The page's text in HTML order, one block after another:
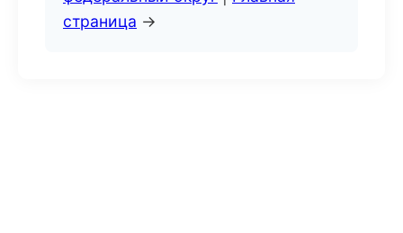
страница →